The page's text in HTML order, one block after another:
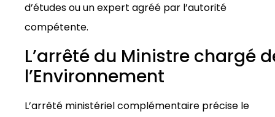
d’études ou un expert agréé par l’autorité
compétente.
L’arrêté du Ministre chargé
l’Environnement
L’arrêté ministériel complémentaire précise le